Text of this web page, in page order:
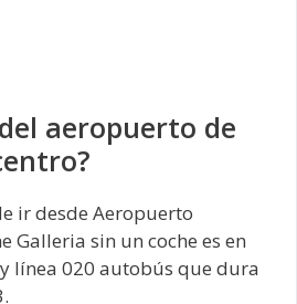
aeropuerto de
ir desde Aeropuerto
Galleria sin un coche es en
línea 020 autobús que dura